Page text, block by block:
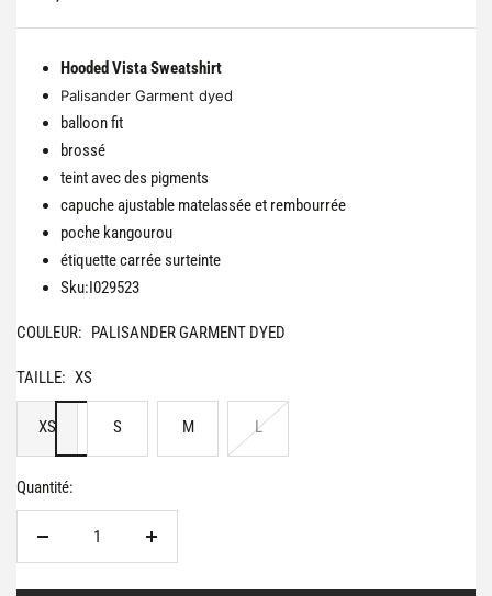
de
vente
Hooded Vista Sweatshirt
Palisander Garment dyed
balloon fit
brossé
teint avec des pigments
capuche ajustable matelassée et rembourrée
poche kangourou
étiquette carrée surteinte
Sku:I029523
COULEUR: PALISANDER GARMENT DYED
TAILLE: XS
XS S M L
Quantité:
Augmenter